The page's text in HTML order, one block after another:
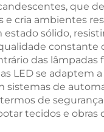
que
e cria ambientes
estado sólido,
constante
das
LED se adaptem
sistemas de
de
tecidos e obras